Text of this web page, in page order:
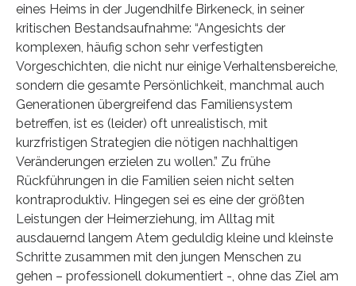
eines Heims in der Jugendhilfe Birkeneck, in seiner
kritischen Bestandsaufnahme: “Angesichts der
komplexen, häufig schon sehr verfestigten
Vorgeschichten, die nicht nur einige Verhaltensbereiche,
sondern die gesamte Persönlichkeit, manchmal auch
Generationen übergreifend das Familiensystem
betreffen, ist es (leider) oft unrealistisch, mit
kurzfristigen Strategien die nötigen nachhaltigen
Veränderungen erzielen zu wollen.” Zu frühe
Rückführungen in die Familien seien nicht selten
kontraproduktiv. Hingegen sei es eine der größten
Leistungen der Heimerziehung, im Alltag mit
ausdauernd langem Atem geduldig kleine und kleinste
Schritte zusammen mit den jungen Menschen zu
gehen – professionell dokumentiert -, ohne das Ziel am